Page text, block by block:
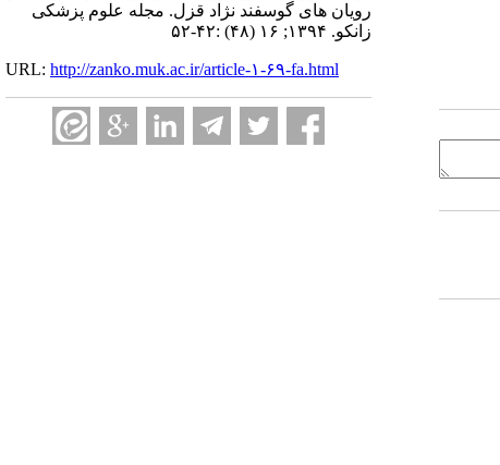
رویان های گوسفند نژاد قزل. مجله علوم پزشکی
زانکو. ۱۳۹۴; ۱۶ (۴۸) :۴۲-۵۲
URL: http://zanko.muk.ac.ir/article-۱-۶۹-fa.html